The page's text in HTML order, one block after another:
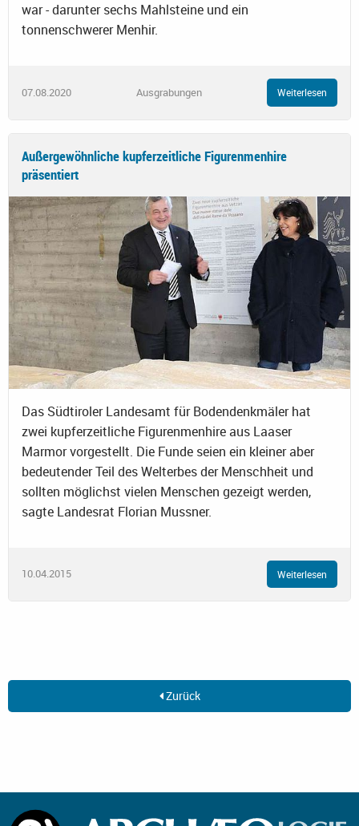
war - darunter sechs Mahlsteine und ein
tonnenschwerer Menhir.
07.08.2020 Ausgrabungen Weiterlesen
Außergewöhnliche kupferzeitliche Figurenmenhire
präsentiert
Das Südtiroler Landesamt für Bodendenkmäler hat
zwei kupferzeitliche Figurenmenhire aus Laaser
Marmor vorgestellt. Die Funde seien ein kleiner aber
bedeutender Teil des Welterbes der Menschheit und
sollten möglichst vielen Menschen gezeigt werden,
sagte Landesrat Florian Mussner.
10.04.2015 Weiterlesen
Zurück